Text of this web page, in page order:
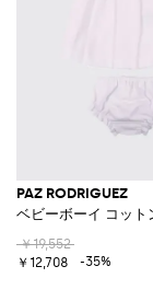
PAZ RODRIGUEZ
ベビーボーイ コッ
￥19,552
￥12,708
-35%